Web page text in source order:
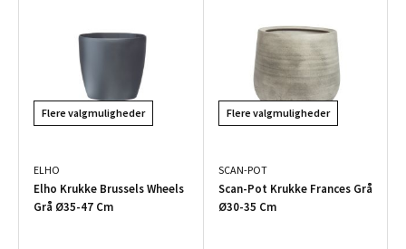
Flere valgmuligheder
ELHO
Elho Krukke Brussels Wheels
Grå Ø35-47 Cm
Flere valgmuligheder
SCAN-POT
Scan-Pot Krukke Frances Grå
Ø30-35 Cm